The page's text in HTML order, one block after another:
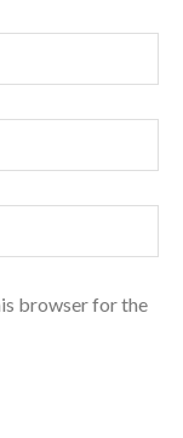
browser for the